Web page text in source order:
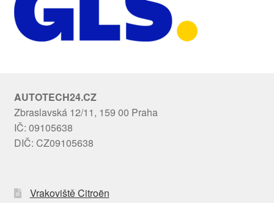
AUTOTECH24.CZ
Zbraslavská 12/11, 159 00 Praha
IČ: 09105638
DIČ: CZ09105638
Vrakoviště Citroën